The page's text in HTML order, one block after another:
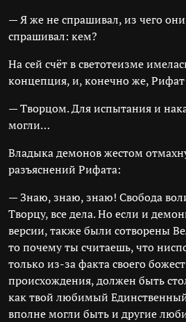
— Я же не спрашивал, из чего
спрашивал: кем?
На сей счёт в светотеизме
концепция, и, конечно же, Рифат
— Творцом. Для испытания и
могли…
Владыка демонов жестом
разъяснений Рифата:
— Знаю, знаю, знаю! Свобода
Творцу, все дела. Но если и
версии, также были сотворены
то почему ты считаешь, что
только из-за факта своего
происхождения, должен быть
как твой любимый
вполне могли быть и другие